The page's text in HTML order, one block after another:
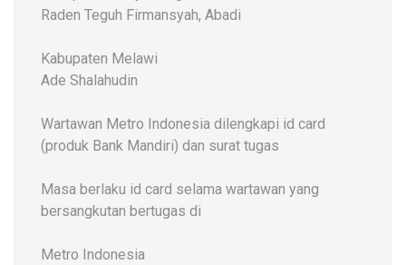
Raden Teguh Firmansyah, Abadi
Kabupaten Melawi
Ade Shalahudin
Wartawan Metro Indonesia dilengkapi id card
(produk Bank Mandiri) dan surat tugas
Masa berlaku id card selama wartawan yang
bersangkutan bertugas di
Metro Indonesia